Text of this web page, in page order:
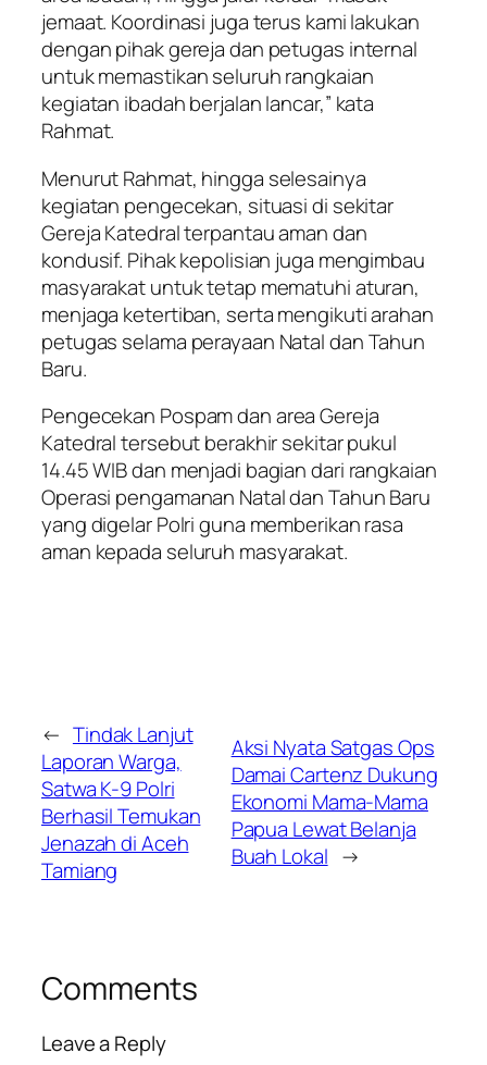
jemaat. Koordinasi juga terus kami lakukan
dengan pihak gereja dan petugas internal
untuk memastikan seluruh rangkaian
kegiatan ibadah berjalan lancar,” kata
Rahmat.
Menurut Rahmat, hingga selesainya
kegiatan pengecekan, situasi di sekitar
Gereja Katedral terpantau aman dan
kondusif. Pihak kepolisian juga mengimbau
masyarakat untuk tetap mematuhi aturan,
menjaga ketertiban, serta mengikuti arahan
petugas selama perayaan Natal dan Tahun
Baru.
Pengecekan Pospam dan area Gereja
Katedral tersebut berakhir sekitar pukul
14.45 WIB dan menjadi bagian dari rangkaian
Operasi pengamanan Natal dan Tahun Baru
yang digelar Polri guna memberikan rasa
aman kepada seluruh masyarakat.
← Tindak Lanjut
Laporan Warga,
Satwa K-9 Polri
Berhasil Temukan
Jenazah di Aceh
Tamiang
Aksi Nyata Satgas Ops
Damai Cartenz Dukung
Ekonomi Mama-Mama
Papua Lewat Belanja
Buah Lokal →
Comments
Leave a Reply